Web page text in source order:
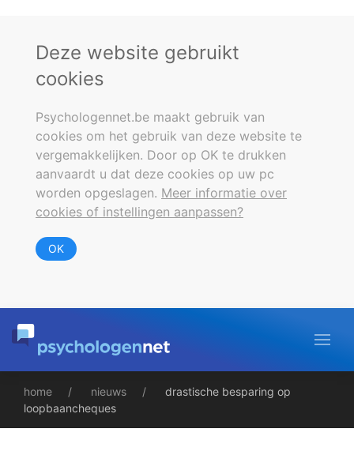
Deze website gebruikt
cookies
Psychologennet.be maakt gebruik van
cookies om het gebruik van deze website te
vergemakkelijken. Door op OK te drukken
aanvaardt u dat deze cookies op uw pc
worden opgeslagen. Meer informatie over
cookies of instellingen aanpassen?
OK
home nieuws
drastische besparing op
loopbaancheques